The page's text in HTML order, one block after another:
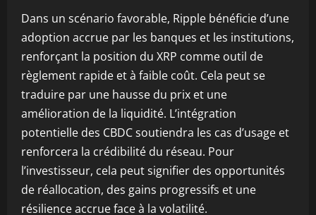
Dans un scénario favorable, Ripple bénéficie d’une
adoption accrue par les banques et les institutions,
renforçant la position du XRP comme outil de
règlement rapide et à faible coût. Cela peut se
traduire par une hausse du prix et une
amélioration de la liquidité. L’intégration
potentielle des CBDC soutiendra les cas d’usage et
renforcera la crédibilité du réseau. Pour
l’investisseur, cela peut signifier des opportunités
de réallocation, des gains progressifs et une
résilience accrue face à la volatilité.